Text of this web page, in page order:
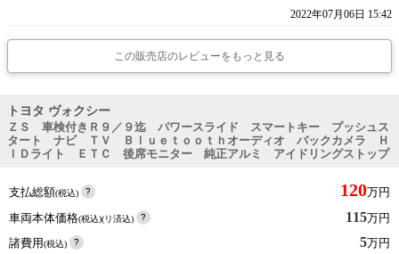
2022年07月06日 15:42
この販売店のレビューをもっと見る
トヨタ ヴォクシー
ＺＳ 車検付きＲ９／９迄 パワースライド スマートキー プッシュス
タート ナビ ＴＶ Ｂｌｕｅｔｏｏｔｈオーディオ バックカメラ Ｈ
ＩＤライト ＥＴＣ 後席モニター 純正アルミ アイドリングストップ
支払総額(税込) 120万円
車両本体価格(税込)(リ済込) 115万円
諸費用(税込) 5万円